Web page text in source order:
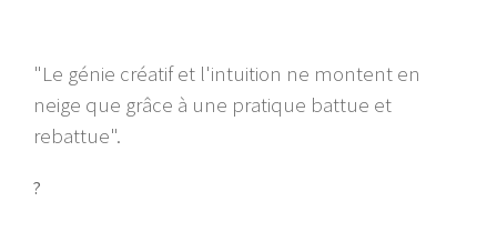
"Le génie créatif et l'intuition ne montent en
neige que grâce à une pratique battue et
rebattue".
?